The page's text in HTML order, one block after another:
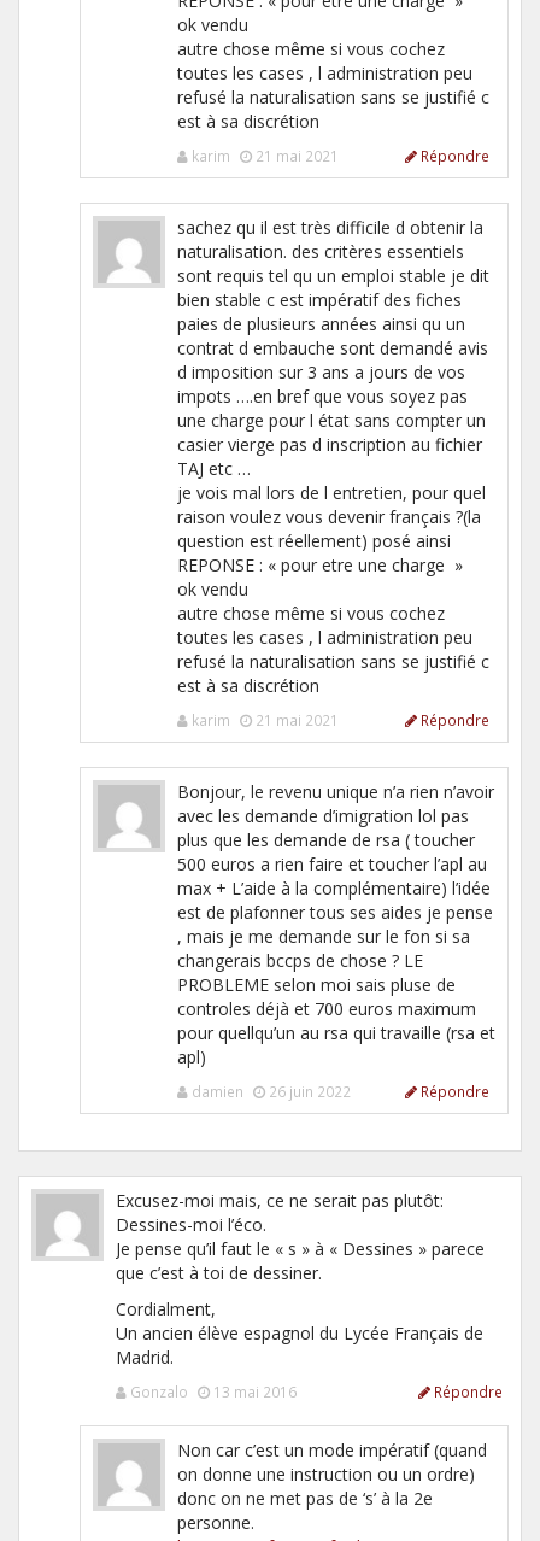
ok vendu
autre chose même si vous cochez
toutes les cases , l administration peu
refusé la naturalisation sans se justifié c
est à sa discrétion
karim 21 mai 2021 Répondre
sachez qu il est très difficile d obtenir la
naturalisation. des critères essentiels
sont requis tel qu un emploi stable je dit
bien stable c est impératif des fiches
paies de plusieurs années ainsi qu un
contrat d embauche sont demandé avis
d imposition sur 3 ans a jours de vos
impots ….en bref que vous soyez pas
une charge pour l état sans compter un
casier vierge pas d inscription au fichier
TAJ etc …
je vois mal lors de l entretien, pour quel
raison voulez vous devenir français ?(la
question est réellement) posé ainsi
REPONSE : « pour etre une charge »
ok vendu
autre chose même si vous cochez
toutes les cases , l administration peu
refusé la naturalisation sans se justifié c
est à sa discrétion
karim 21 mai 2021 Répondre
Bonjour, le revenu unique n’a rien n’avoir
avec les demande d’imigration lol pas
plus que les demande de rsa ( toucher
500 euros a rien faire et toucher l’apl au
max + L’aide à la complémentaire) l’idée
est de plafonner tous ses aides je pense
, mais je me demande sur le fon si sa
changerais bccps de chose ? LE
PROBLEME selon moi sais pluse de
controles déjà et 700 euros maximum
pour quellqu’un au rsa qui travaille (rsa et
apl)
damien 26 juin 2022 Répondre
Excusez-moi mais, ce ne serait pas plutôt:
Dessines-moi l’éco.
Je pense qu’il faut le « s » à « Dessines » parece
que c’est à toi de dessiner.
Cordialment,
Un ancien élève espagnol du Lycée Français de
Madrid.
Gonzalo 13 mai 2016 Répondre
Non car c’est un mode impératif (quand
on donne une instruction ou un ordre)
donc on ne met pas de ‘s’ à la 2e
personne.